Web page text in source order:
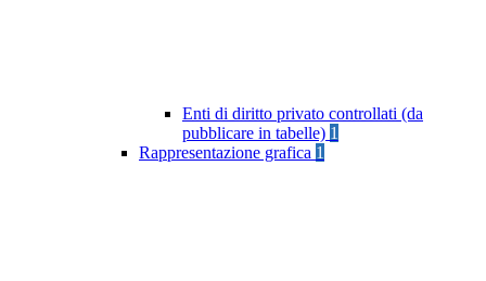
Enti di diritto privato controllati (da
pubblicare in tabelle) 1
Rappresentazione grafica 1